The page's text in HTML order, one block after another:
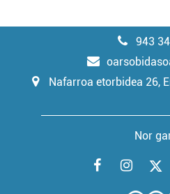
943
Nafarroa etorbidea 26,
Nor